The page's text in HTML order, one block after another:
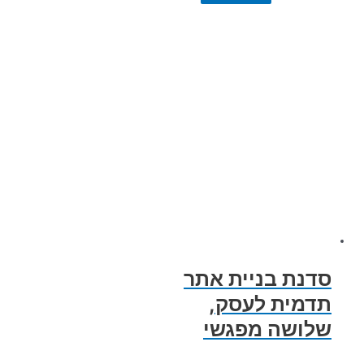
סדנת בניית אתר
תדמית לעסק,
שלושה מפגשי